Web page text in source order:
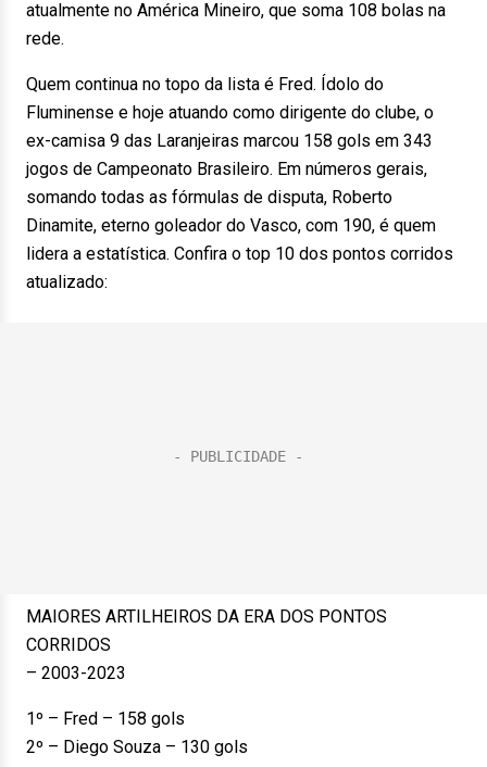
atualmente no América Mineiro, que soma 108 bolas na
rede.
Quem continua no topo da lista é Fred. Ídolo do
Fluminense e hoje atuando como dirigente do clube, o
ex-camisa 9 das Laranjeiras marcou 158 gols em 343
jogos de Campeonato Brasileiro. Em números gerais,
somando todas as fórmulas de disputa, Roberto
Dinamite, eterno goleador do Vasco, com 190, é quem
lidera a estatística. Confira o top 10 dos pontos corridos
atualizado:
MAIORES ARTILHEIROS DA ERA DOS PONTOS
CORRIDOS
– 2003-2023
1º – Fred – 158 gols
2º – Diego Souza – 130 gols